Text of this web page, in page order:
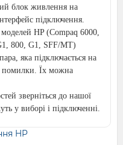
блок живлення на
підключення.
HP (Compaq 6000,
800, G1, SFF/MT)
яка підключається на
помилки. Їх можна
зверніться до нашої
у виборі і підключенні.
HP